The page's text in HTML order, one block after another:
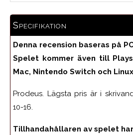
Specifikation
Denna recension baseras på
Spelet kommer även till
Mac, Nintendo Switch och
Prodeus. Lägsta pris är i
10-16.
Tillhandahållaren av spelet